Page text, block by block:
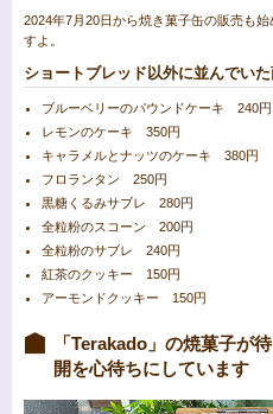
2024年7月20日から焼き菓子缶の販売も
すよ。
ショートブレッド以外に並んでい
ブルーベリーのパウンドケーキ 240円
レモンのケーキ 350円
キャラメルとナッツのケーキ 380円
フロランタン 250円
黒糖くるみサブレ 280円
全粒粉のスコーン 200円
全粒粉のサブレ 240円
紅茶のクッキー 150円
アーモンドクッキー 150円
「Terakado」の焼菓子が
開を心待ちにしています